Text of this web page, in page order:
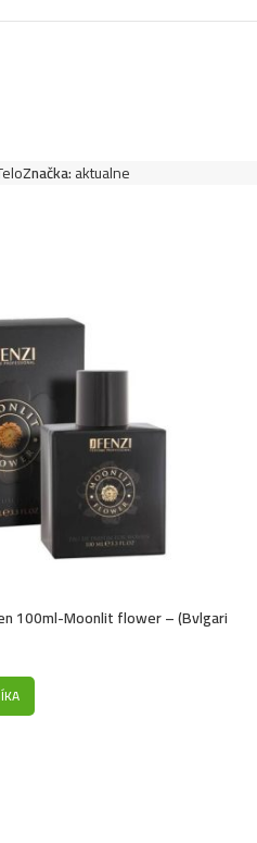
Značka:aktualne
100ml-Moonlit flower – (Bvlgari